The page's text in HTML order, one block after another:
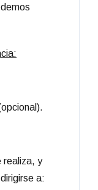
realiza, y
a: